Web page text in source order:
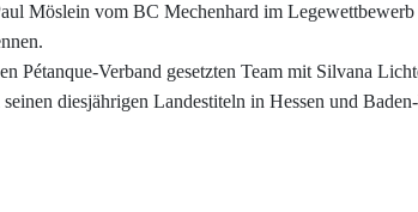
Möslein vom BC Mechenhard im
Pétanque-Verband gesetzten Team mit Silvana
diesjährigen Landestiteln in Hessen und